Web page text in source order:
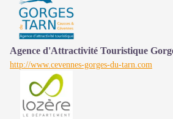
Agence d'Attractivité Touristique
http://www.cevennes-gorges-du-tarn.com